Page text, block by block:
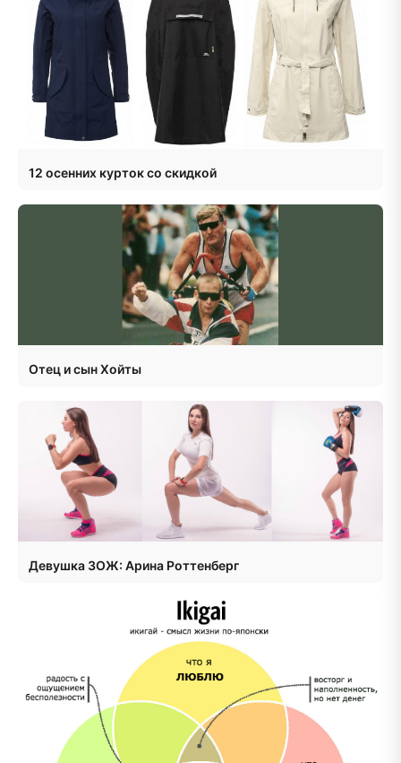
12 осенних курток со скидкой
Отец и сын Хойты
Девушка ЗОЖ: Арина Роттенберг